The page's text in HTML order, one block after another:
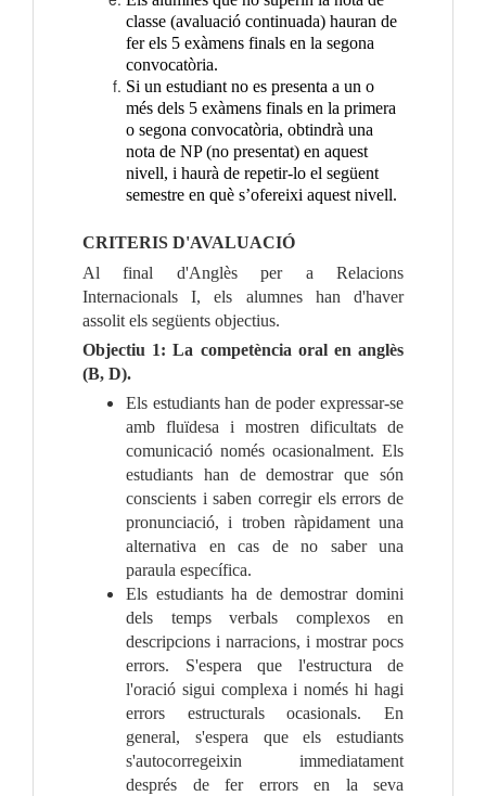
classe (avaluació continuada) hauran de
fer els 5 exàmens finals en la segona
convocatòria.
Si un estudiant no es presenta a un o
més dels 5 exàmens finals en la primera
o segona convocatòria, obtindrà una
nota de NP (no presentat) en aquest
nivell, i haurà de repetir-lo el següent
semestre en què s’ofereixi aquest nivell.
CRITERIS D'AVALUACIÓ
Al final d'Anglès per a Relacions
Internacionals I, els alumnes han d'haver
assolit els següents objectius.
Objectiu 1: La competència oral en anglès
(B, D).
Els estudiants han de poder expressar-se
amb fluïdesa i mostren dificultats de
comunicació només ocasionalment. Els
estudiants han de demostrar que són
conscients i saben corregir els errors de
pronunciació, i troben ràpidament una
alternativa en cas de no saber una
paraula específica.
Els estudiants ha de demostrar domini
dels temps verbals complexos en
descripcions i narracions, i mostrar pocs
errors. S'espera que l'estructura de
l'oració sigui complexa i només hi hagi
errors estructurals ocasionals. En
general, s'espera que els estudiants
s'autocorregeixin immediatament
després de fer errors en la seva